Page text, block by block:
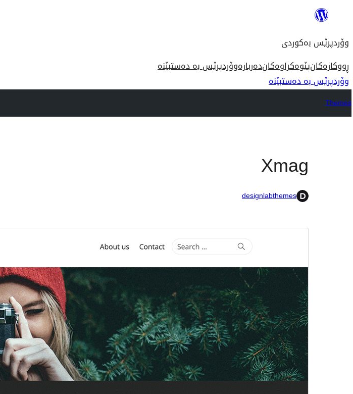
ناوەڕۆک
وۆردپرێس بەکوردی
ڕووکارەکانپێوەکراوەکاندەربارەوۆردپرێس بە دەستبێنە
وۆردپرێس بە دەستبێنە
Themes
Xmag
designlabthemes